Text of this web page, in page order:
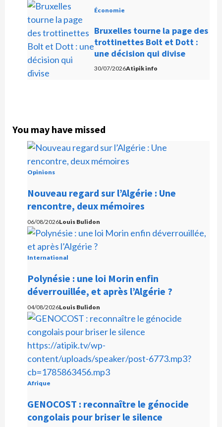
Économie
Bruxelles tourne la page des
trottinettes Bolt et Dott :
une décision qui divise
30/07/2026Atipik info
You may have missed
Opinions
Nouveau regard sur l’Algérie : Une
rencontre, deux mémoires
06/08/2026Louis Bulidon
International
Polynésie : une loi Morin enfin
déverrouillée, et après l’Algérie ?
04/08/2026Louis Bulidon
Afrique
GENOCOST : reconnaître le génocide
congolais pour briser le silence